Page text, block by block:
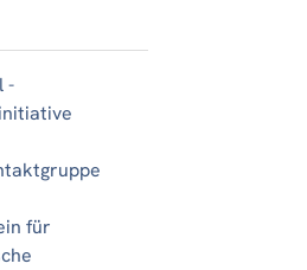
-
für